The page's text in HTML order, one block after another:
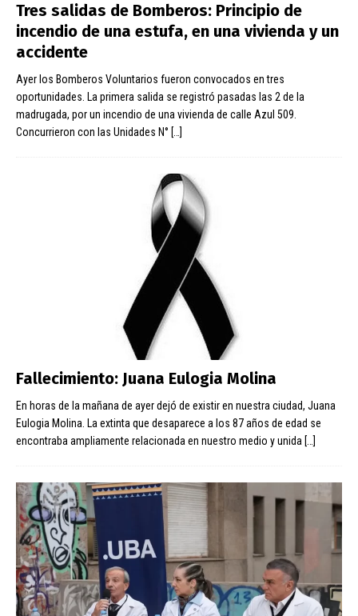
Tres salidas de Bomberos: Principio de
incendio de una estufa, en una vivienda y un
accidente
Ayer los Bomberos Voluntarios fueron convocados en tres
oportunidades. La primera salida se registró pasadas las 2 de la
madrugada, por un incendio de una vivienda de calle Azul 509.
Concurrieron con las Unidades N° […]
Fallecimiento: Juana Eulogia Molina
En horas de la mañana de ayer dejó de existir en nuestra ciudad, Juana
Eulogia Molina. La extinta que desaparece a los 87 años de edad se
encontraba ampliamente relacionada en nuestro medio y unida […]